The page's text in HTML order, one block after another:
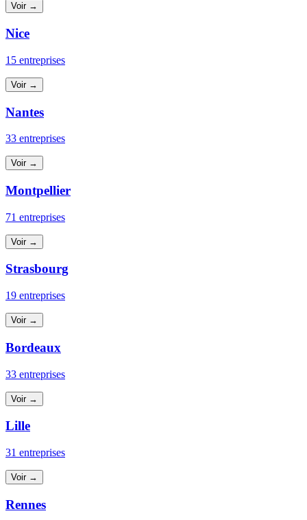
Voir →
Nice
15 entreprises
Voir →
Nantes
33 entreprises
Voir →
Montpellier
71 entreprises
Voir →
Strasbourg
19 entreprises
Voir →
Bordeaux
33 entreprises
Voir →
Lille
31 entreprises
Voir →
Rennes